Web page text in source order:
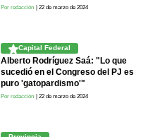
Por redacción | 22 de marzo de 2024
Capital Federal
Alberto Rodríguez Saá: "Lo que
sucedió en el Congreso del PJ es
puro 'gatopardismo'"
Por redacción | 22 de marzo de 2024